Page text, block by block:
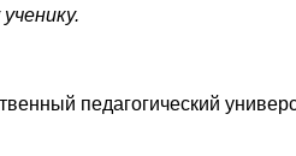
педагогический